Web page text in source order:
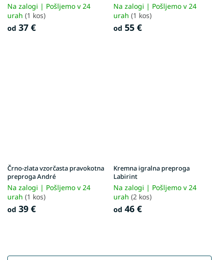
Na zalogi | Pošljemo v 24
urah (1 kos)
od 37 €
Na zalogi | Pošljemo v 24
urah (1 kos)
od 55 €
Črno-zlata vzorčasta pravokotna
preproga André
Na zalogi | Pošljemo v 24
urah (1 kos)
od 39 €
Kremna igralna preproga
Labirint
Na zalogi | Pošljemo v 24
urah (2 kos)
od 46 €